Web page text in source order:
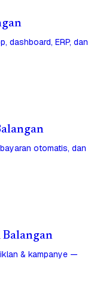
dashboard, ERP, dan
otomatis, dan
Balangan
& kampanye —